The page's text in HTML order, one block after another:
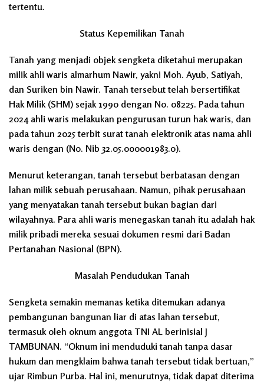
tertentu.
Status Kepemilikan Tanah
Tanah yang menjadi objek sengketa diketahui merupakan
milik ahli waris almarhum Nawir, yakni Moh. Ayub, Satiyah,
dan Suriken bin Nawir. Tanah tersebut telah bersertifikat
Hak Milik (SHM) sejak 1990 dengan No. 08225. Pada tahun
2024 ahli waris melakukan pengurusan turun hak waris, dan
pada tahun 2025 terbit surat tanah elektronik atas nama ahli
waris dengan (No. Nib 32.05.000001983.0).
Menurut keterangan, tanah tersebut berbatasan dengan
lahan milik sebuah perusahaan. Namun, pihak perusahaan
yang menyatakan tanah tersebut bukan bagian dari
wilayahnya. Para ahli waris menegaskan tanah itu adalah hak
milik pribadi mereka sesuai dokumen resmi dari Badan
Pertanahan Nasional (BPN).
Masalah Pendudukan Tanah
Sengketa semakin memanas ketika ditemukan adanya
pembangunan bangunan liar di atas lahan tersebut,
termasuk oleh oknum anggota TNI AL berinisial J
TAMBUNAN. “Oknum ini menduduki tanah tanpa dasar
hukum dan mengklaim bahwa tanah tersebut tidak bertuan,”
ujar Rimbun Purba. Hal ini, menurutnya, tidak dapat diterima